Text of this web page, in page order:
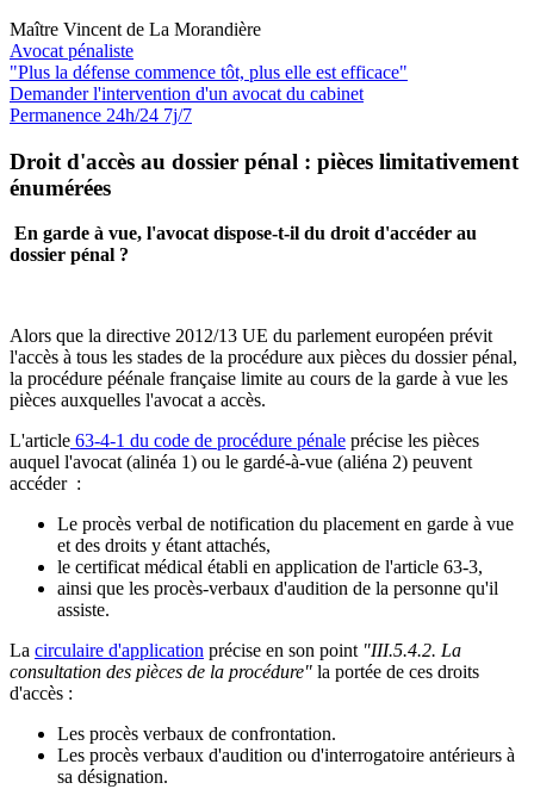
Maître Vincent de La Morandière
Avocat pénaliste
"Plus la défense commence tôt, plus elle est efficace"
Demander l'intervention d'un avocat du cabinet
Permanence 24h/24 7j/7
Droit d'accès au dossier pénal : pièces limitativement
énumérées
En garde à vue, l'avocat dispose-t-il du droit d'accéder au
dossier pénal ?
Alors que la directive 2012/13 UE du parlement européen prévit
l'accès à tous les stades de la procédure aux pièces du dossier pénal,
la procédure péénale française limite au cours de la garde à vue les
pièces auxquelles l'avocat a accès.
L'article 63-4-1 du code de procédure pénale précise les pièces
auquel l'avocat (alinéa 1) ou le gardé-à-vue (aliéna 2) peuvent
accéder :
Le procès verbal de notification du placement en garde à vue
et des droits y étant attachés,
le certificat médical établi en application de l'article 63-3,
ainsi que les procès-verbaux d'audition de la personne qu'il
assiste.
La circulaire d'application précise en son point "III.5.4.2. La
consultation des pièces de la procédure" la portée de ces droits
d'accès :
Les procès verbaux de confrontation.
Les procès verbaux d'audition ou d'interrogatoire antérieurs à
sa désignation.